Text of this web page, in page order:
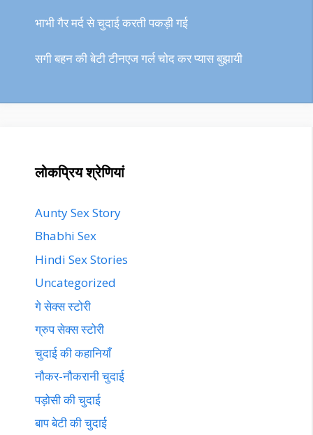
भाभी गैर मर्द से चुदाई करती पकड़ी गई
सगी बहन की बेटी टीनएज गर्ल चोद कर प्यास बुझायी
लोकप्रिय श्रेणियां
Aunty Sex Story
Bhabhi Sex
Hindi Sex Stories
Uncategorized
गे सेक्स स्टोरी
ग्रुप सेक्स स्टोरी
चुदाई की कहानियाँ
नौकर-नौकरानी चुदाई
पड़ोसी की चुदाई
बाप बेटी की चुदाई